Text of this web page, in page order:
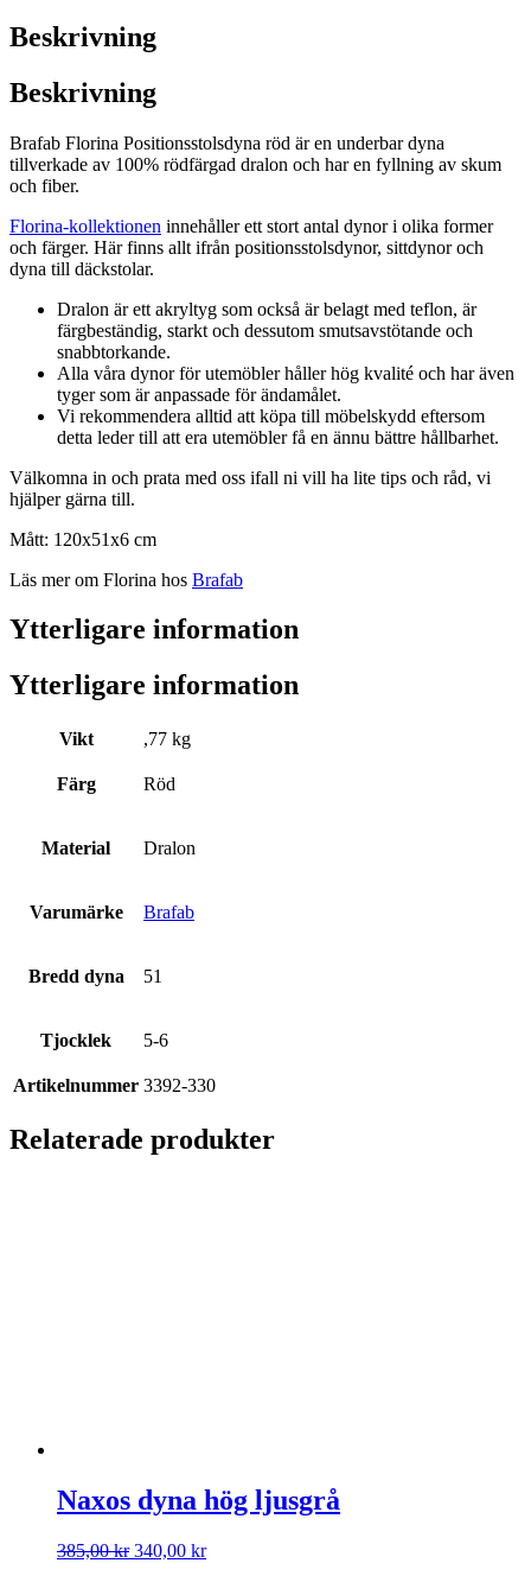
mängd
Beskrivning
Beskrivning
Brafab Florina Positionsstolsdyna röd är en underbar dyna
tillverkade av 100% rödfärgad dralon och har en fyllning av skum
och fiber.
Florina-kollektionen innehåller ett stort antal dynor i olika former
och färger. Här finns allt ifrån positionsstolsdynor, sittdynor och
dyna till däckstolar.
Dralon är ett akryltyg som också är belagt med teflon, är
färgbeständig, starkt och dessutom smutsavstötande och
snabbtorkande.
Alla våra dynor för utemöbler håller hög kvalité och har även
tyger som är anpassade för ändamålet.
Vi rekommendera alltid att köpa till möbelskydd eftersom
detta leder till att era utemöbler få en ännu bättre hållbarhet.
Välkomna in och prata med oss ifall ni vill ha lite tips och råd, vi
hjälper gärna till.
Mått: 120x51x6 cm
Läs mer om Florina hos Brafab
Ytterligare information
Ytterligare information
Vikt ,77 kg
Färg Röd
Material Dralon
Varumärke Brafab
Bredd dyna 51
Tjocklek 5-6
Artikelnummer 3392-330
Relaterade produkter
Naxos dyna hög ljusgrå
385,00kr Det
340,00 krDet